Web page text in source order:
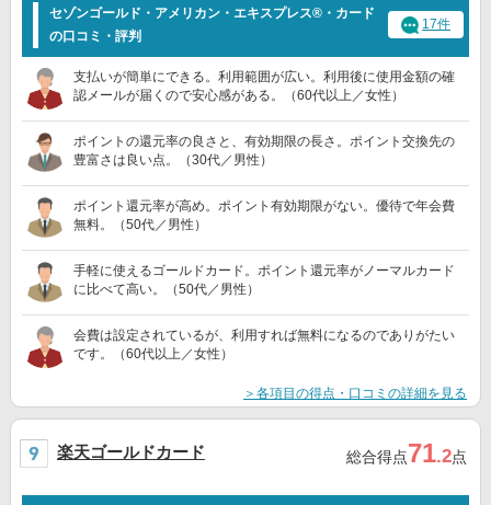
セゾンゴールド・アメリカン・エキスプレス®・カード
の口コミ・評判
17件
支払いが簡単にできる。利用範囲が広い。利用後に使用金額の確
認メールが届くので安心感がある。（60代以上／女性）
ポイントの還元率の良さと、有効期限の長さ。ポイント交換先の
豊富さは良い点。（30代／男性）
ポイント還元率が高め。ポイント有効期限がない。優待で年会費
無料。（50代／男性）
手軽に使えるゴールドカード。ポイント還元率がノーマルカード
に比べて高い。（50代／男性）
会費は設定されているが、利用すれば無料になるのでありがたい
です。（60代以上／女性）
＞各項目の得点・口コミの詳細を見る
楽天ゴールドカード 総合得点71.2点